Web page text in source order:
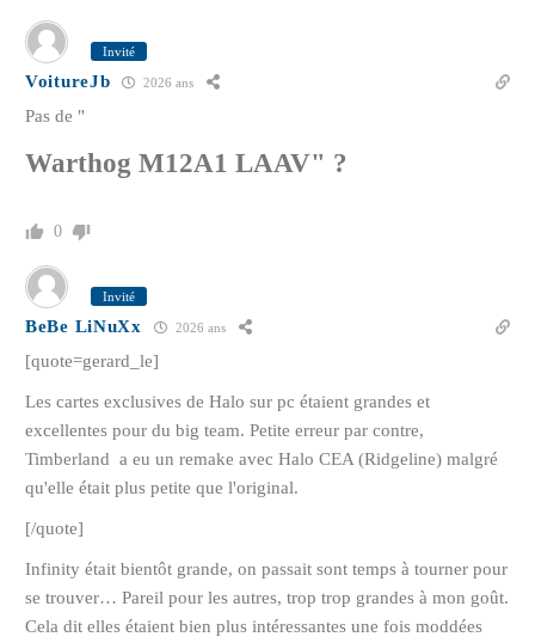
Invité
VoitureJb 2026 ans
Pas de "
Warthog M12A1 LAAV" ?
0
Invité
BeBe LiNuXx 2026 ans
[quote=gerard_le]
Les cartes exclusives de Halo sur pc étaient grandes et
excellentes pour du big team. Petite erreur par contre,
Timberland a eu un remake avec Halo CEA (Ridgeline) malgré
qu'elle était plus petite que l'original.
[/quote]
Infinity était bientôt grande, on passait sont temps à tourner pour
se trouver… Pareil pour les autres, trop trop grandes à mon goût.
Cela dit elles étaient bien plus intéressantes une fois moddées